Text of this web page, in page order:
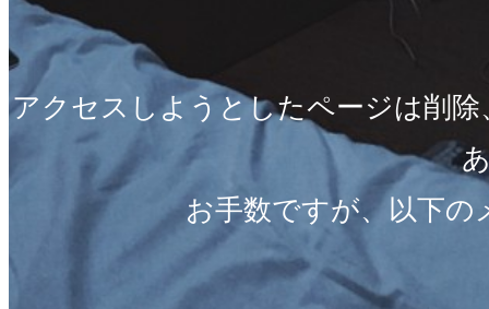
アクセスしようとしたページは削
お手数ですが、以下